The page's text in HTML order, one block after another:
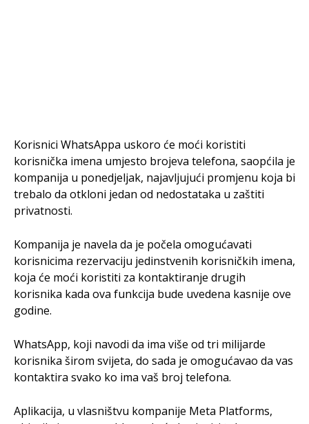
Korisnici WhatsAppa uskoro će moći koristiti
korisnička imena umjesto brojeva telefona, saopćila je
kompanija u ponedjeljak, najavljujući promjenu koja bi
trebalo da otkloni jedan od nedostataka u zaštiti
privatnosti.
Kompanija je navela da je počela omogućavati
korisnicima rezervaciju jedinstvenih korisničkih imena,
koja će moći koristiti za kontaktiranje drugih
korisnika kada ova funkcija bude uvedena kasnije ove
godine.
WhatsApp, koji navodi da ima više od tri milijarde
korisnika širom svijeta, do sada je omogućavao da vas
kontaktira svako ko ima vaš broj telefona.
Aplikacija, u vlasništvu kompanije Meta Platforms,